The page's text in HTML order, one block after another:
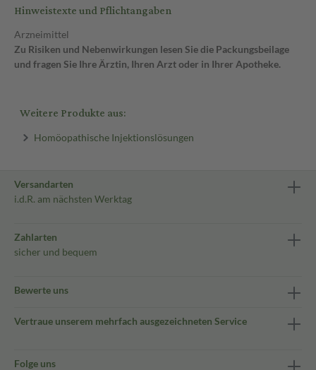
Hinweistexte und Pflichtangaben
Arzneimittel
Zu Risiken und Nebenwirkungen lesen Sie die Packungsbeilage
und fragen Sie Ihre Ärztin, Ihren Arzt oder in Ihrer Apotheke.
Weitere Produkte aus:
Homöopathische Injektionslösungen
Versandarten
i.d.R. am nächsten Werktag
Zahlarten
sicher und bequem
Bewerte uns
Vertraue unserem mehrfach ausgezeichneten Service
Folge uns